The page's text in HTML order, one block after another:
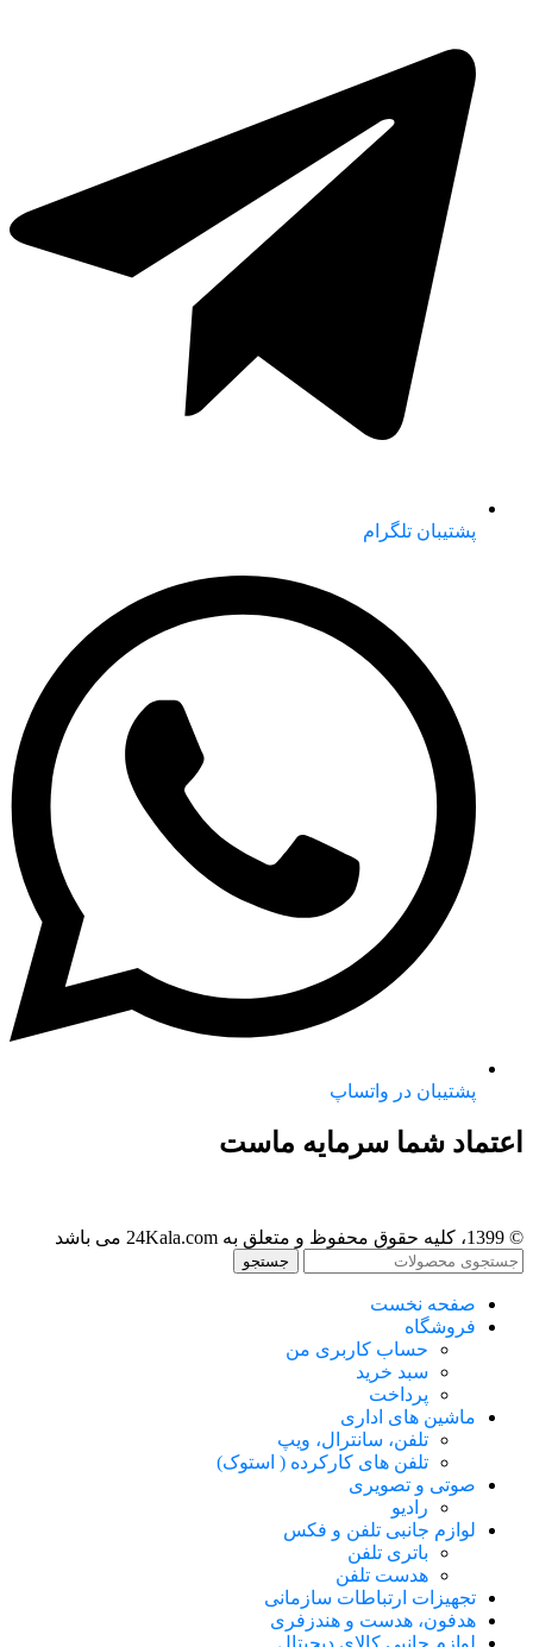
پشتیبان تلگرام
پشتیبان در واتساپ
اعتماد شما سرمایه ماست
© 1399، کلیه حقوق محفوظ و متعلق به 24Kala.com می باشد
جستجو
صفحه نخست
فروشگاه
حساب کاربری من
سبد خرید
پرداخت
ماشین های اداری
تلفن، سانترال، ویپ
تلفن های کارکرده ( استوک)
صوتی و تصویری
رادیو
لوازم جانبی تلفن و فکس
باتری تلفن
هدست تلفن
تجهیزات ارتباطات سازمانی
هدفون، هدست و هندزفری
لوازم جانبی کالای دیجیتال